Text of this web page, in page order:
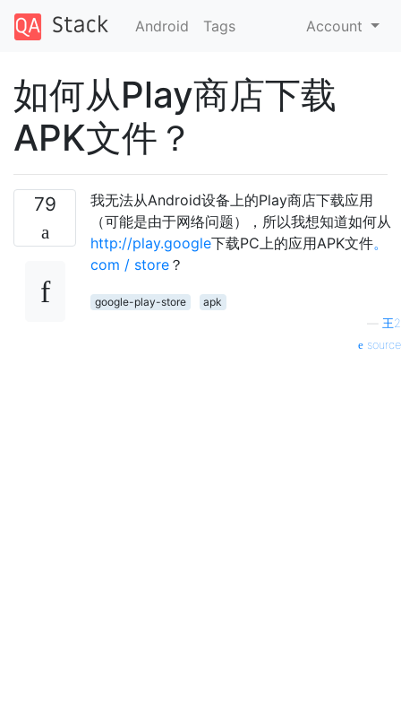
Android Tags Account
如何从Play商店下载
APK文件？
79
我无法从Android设备上的Play商店下载应用
（可能是由于网络问题），所以我想知道如何从
http://play.google下载PC上的应用APK文件。
com / store ？
google-play-store
apk
王2
source